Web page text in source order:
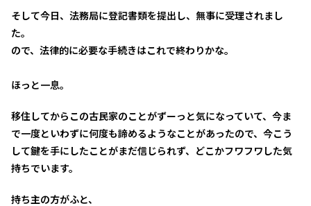
そして今日、法務局に登記書類を提出し、無事に受理されまし
た。
ので、法律的に必要な手続きはこれで終わりかな。
ほっと一息。
移住してからこの古民家のことがずーっと気になっていて、今ま
で一度といわずに何度も諦めるようなことがあったので、今こう
して鍵を手にしたことがまだ信じられず、どこかフワフワした気
持ちでいます。
持ち主の方がふと、